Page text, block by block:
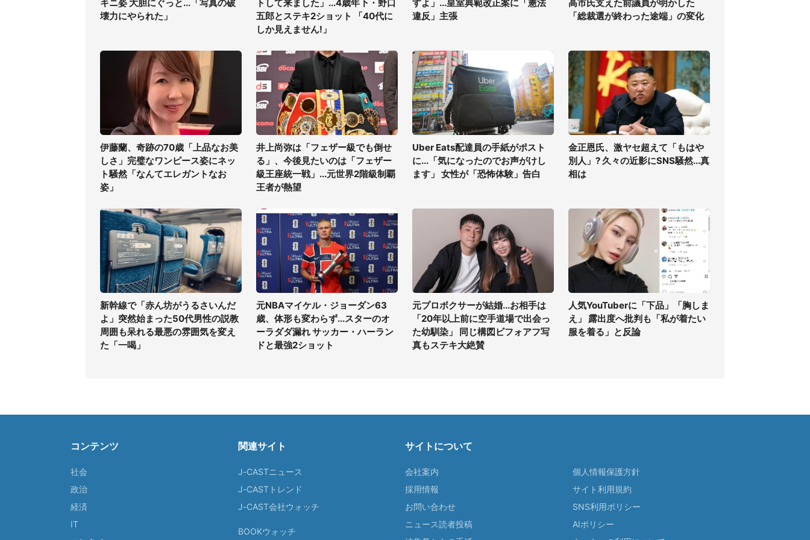
キニ姿 大胆にぐっと...「写真の破
壊力にやられた」
トして来ました」...4歳年下・野口
五郎とステキ2ショット 「40代に
しか見えません!」
すよ」...皇室典範改正案に「憲法
違反」主張
高市氏支えた前議員が明かした
「総裁選が終わった途端」の変化
伊藤蘭、奇跡の70歳「上品なお美
しさ」完璧なワンピース姿にネッ
ト騒然「なんてエレガントなお
姿」
井上尚弥は「フェザー級でも倒せ
る」、今後見たいのは「フェザー
級王座統一戦」...元世界2階級制覇
王者が熱望
Uber Eats配達員の手紙がポスト
に...「気になったのでお声がけし
ます」 女性が「恐怖体験」告白
金正恩氏、激ヤセ超えて「もはや
別人」? 久々の近影にSNS騒然...真
相は
新幹線で「赤ん坊がうるさいんだ
よ」突然始まった50代男性の説教
周囲も呆れる最悪の雰囲気を変え
た「一喝」
元NBAマイケル・ジョーダン63
歳、体形も変わらず...スターのオ
ーラダダ漏れ サッカー・ハーラン
ドと最強2ショット
元プロボクサーが結婚...お相手は
「20年以上前に空手道場で出会っ
た幼馴染」 同じ構図ビフォアフ写
真もステキ大絶賛
人気YouTuberに「下品」「胸しま
え」 露出度へ批判も「私が着たい
服を着る」と反論
コンテンツ
社会
政治
経済
IT
関連サイト
J-CASTニュース
J-CASTトレンド
J-CAST会社ウォッチ
BOOKウォッチ
サイトについて
会社案内
採用情報
お問い合わせ
ニュース読者投稿
個人情報保護方針
サイト利用規約
SNS利用ポリシー
AIポリシー